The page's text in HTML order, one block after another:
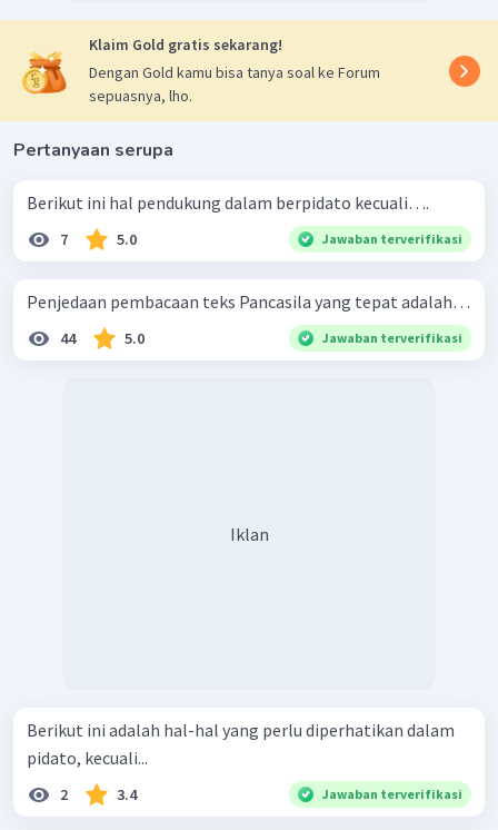
berkaitan dengan tautan, perhatian, pengetahuan dan
pengertian, pemahaman, kemauan, tindakan dan
perbuatan dari audiens.
Klaim Gold gratis sekarang!
Dengan Gold kamu bisa tanya soal ke Forum
sepuasnya, lho.
Pertanyaan serupa
Berikut ini hal pendukung dalam berpidato kecuali….
7 5.0 Jawaban terverifikasi
Penjedaan pembacaan teks Pancasila yang tepat adalah…
44 5.0 Jawaban terverifikasi
Iklan
Berikut ini adalah hal-hal yang perlu diperhatikan dalam
pidato, kecuali...
2 3.4 Jawaban terverifikasi